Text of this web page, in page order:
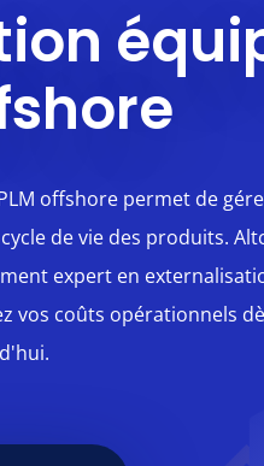
offshore permet de
de vie des produits.
expert en
vos coûts opérationnels